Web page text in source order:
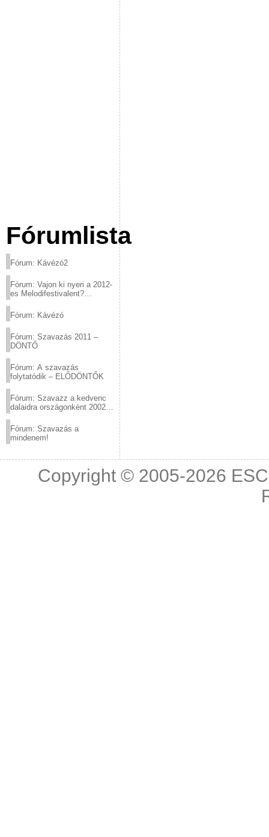
Fórumlista
Fórum: Kávézó2
Fórum: Vajon ki nyeri a 2012-
es Melodifestivalent?
Fórum: Kávézó
Fórum: Szavazás 2011 –
DÖNTŐ
Fórum: A szavazás
folytatódik – ELŐDÖNTŐK
Fórum: Szavazz a kedvenc
dalaidra országonként 2002
Fórum: Szavazás a
mindenem!
Copyright © 2005-2026